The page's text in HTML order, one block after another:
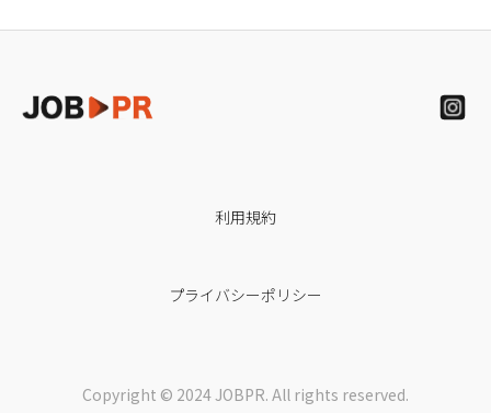
利用規約
プライバシーポリシー
Copyright © 2024 JOBPR. All rights reserved.